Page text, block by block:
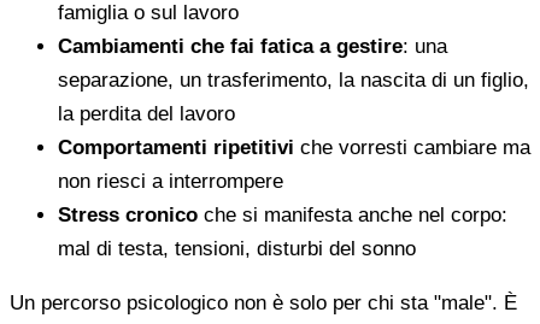
famiglia o sul lavoro
Cambiamenti che fai fatica a gestire: una
separazione, un trasferimento, la nascita di un figlio,
la perdita del lavoro
Comportamenti ripetitivi che vorresti cambiare ma
non riesci a interrompere
Stress cronico che si manifesta anche nel corpo:
mal di testa, tensioni, disturbi del sonno
Un percorso psicologico non è solo per chi sta "male". È